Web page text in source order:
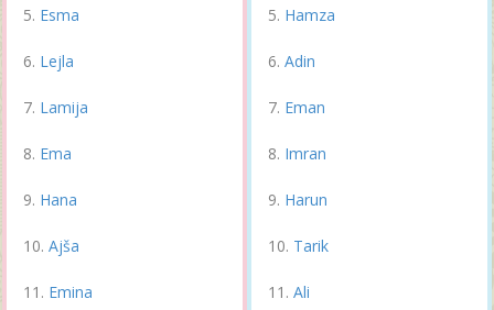
Esma
Lejla
Lamija
Ema
Hana
Ajša
Emina
Hamza
Adin
Eman
Imran
Harun
Tarik
Ali